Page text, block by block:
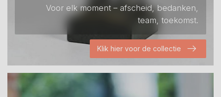
Voor elk moment – afscheid, bedanken,
team, toekomst.
Klik hier voor de collectie